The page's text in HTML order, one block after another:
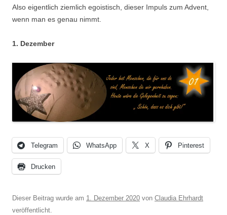
Also eigentlich ziemlich egoistisch, dieser Impuls zum Advent,
wenn man es genau nimmt.
1. Dezember
Telegram WhatsApp X Pinterest
Drucken
Dieser Beitrag wurde am 1. Dezember 2020 von Claudia Ehrhardt
veröffentlicht.